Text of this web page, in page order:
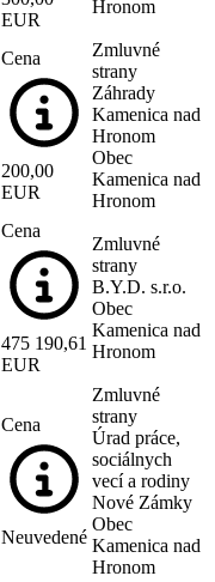
EUR
Hronom
Cena
200,00
EUR
Zmluvné
strany
Záhrady
Kamenica nad
Hronom
Obec
Kamenica nad
Hronom
Cena
475 190,61
EUR
Zmluvné
strany
B.Y.D. s.r.o.
Obec
Kamenica nad
Hronom
Cena
Neuvedené
Zmluvné
strany
Úrad práce,
sociálnych
vecí a rodiny
Nové Zámky
Obec
Kamenica nad
Hronom